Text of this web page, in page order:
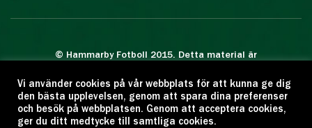
© Hammarby Fotboll 2015. Detta material är
Eftertryck eller annan kopiering är förbjuden.
Citera oss gärna men ange källan:
www.hammarbyfotboll.se. Ansvarig utgivare:
Vi använder cookies på vår webbplats för att kunna ge dig
den bästa upplevelsen, genom att spara dina preferenser
och besök på webbplatsen. Genom att acceptera cookies,
ger du ditt medtycke till samtliga cookies.